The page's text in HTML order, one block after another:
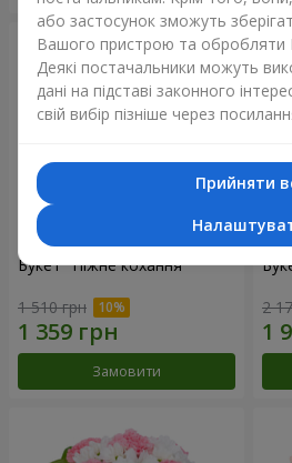
Букет "Ніжне кохання"
1 510 грн
Замовити
2
або застосунок зможуть
Вашого пристрою та обробляти
Деякі постачальники можуть
дані на підставі законного
свій вибір пізніше через
Прийняти